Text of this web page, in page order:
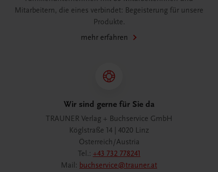
Mitarbeitern, die eines verbindet: Begeisterung für unsere
Produkte.
mehr erfahren
Wir sind gerne für Sie da
TRAUNER Verlag + Buchservice GmbH
Köglstraße 14 | 4020 Linz
Österreich/Austria
Tel.: +43 732 778241
Mail: buchservice@trauner.at